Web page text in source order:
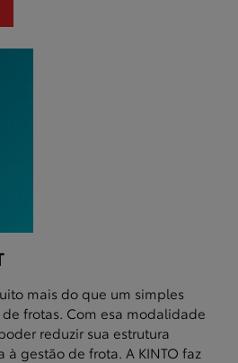
mais do que um simples
frotas. Com esa modalidade
reduzir sua estrutura
gestão de frota. A KINTO faz